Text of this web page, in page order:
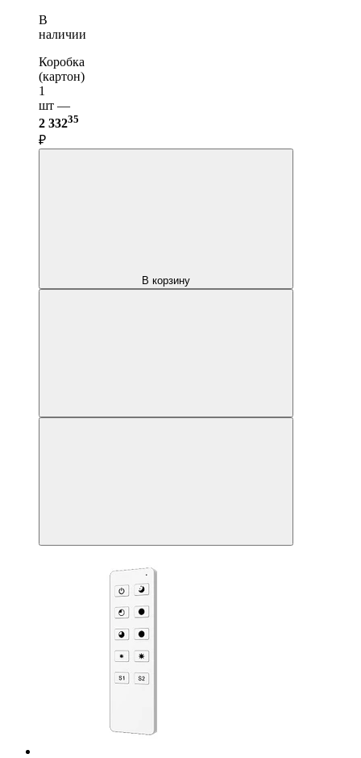
В
наличии
Коробка
(картон)
1
шт —
2 33235
₽
В корзину